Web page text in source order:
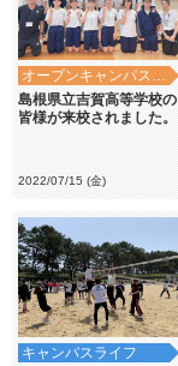
オープンキャンパス・学校見学
島根県立吉賀高等学校の
皆様が来校されました。
2022/07/15 (金)
キャンパスライフ